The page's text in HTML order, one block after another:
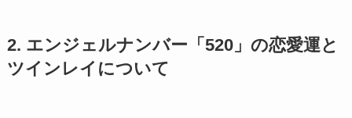
2. エンジェルナンバー「520」の恋愛運と
ツインレイについて